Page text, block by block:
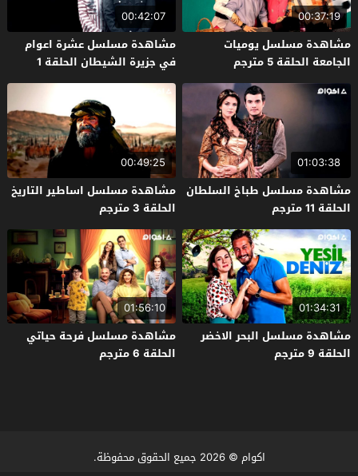
00:37:19
مشاهدة مسلسل يوميات
الجامعة الحلقة 5 مترجم
00:42:07
مشاهدة مسلسل عشرة اعوام
في جزيرة الشيطان الحلقة 1
مترجم
01:03:38
مشاهدة مسلسل طباخ السلطان
الحلقة 11 مترجم
00:49:25
مشاهدة مسلسل اساطير التاريخ
الحلقة 3 مترجم
01:34:31
مشاهدة مسلسل البحر الاخضر
الحلقة 9 مترجم
01:56:10
مشاهدة مسلسل فرحة حياتي
الحلقة 6 مترجم
اكوام © 2026 جميع الحقوق محفوظة.